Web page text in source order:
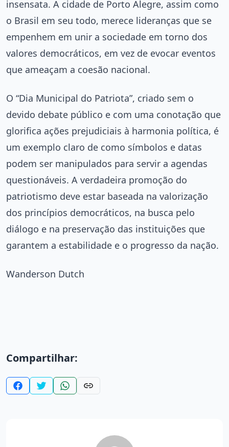
insensata. A cidade de Porto Alegre, assim como
o Brasil em seu todo, merece lideranças que se
empenhem em unir a sociedade em torno dos
valores democráticos, em vez de evocar eventos
que ameaçam a coesão nacional.
O “Dia Municipal do Patriota”, criado sem o
devido debate público e com uma conotação que
glorifica ações prejudiciais à harmonia política, é
um exemplo claro de como símbolos e datas
podem ser manipulados para servir a agendas
questionáveis. A verdadeira promoção do
patriotismo deve estar baseada na valorização
dos princípios democráticos, na busca pelo
diálogo e na preservação das instituições que
garantem a estabilidade e o progresso da nação.
Wanderson Dutch
Compartilhar: